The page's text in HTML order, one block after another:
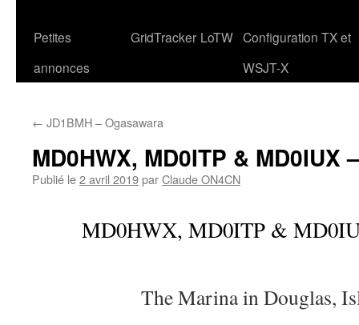
Petites
annonces
GridTracker LoTW Configuration TX et
WSJT-X
← JD1BMH – Ogasawara
MD0HWX, MD0ITP & MD0IUX
Publié le2 avril 2019parClaude ON4CN
MD0HWX, MD0ITP &
The Marina in Douglas,